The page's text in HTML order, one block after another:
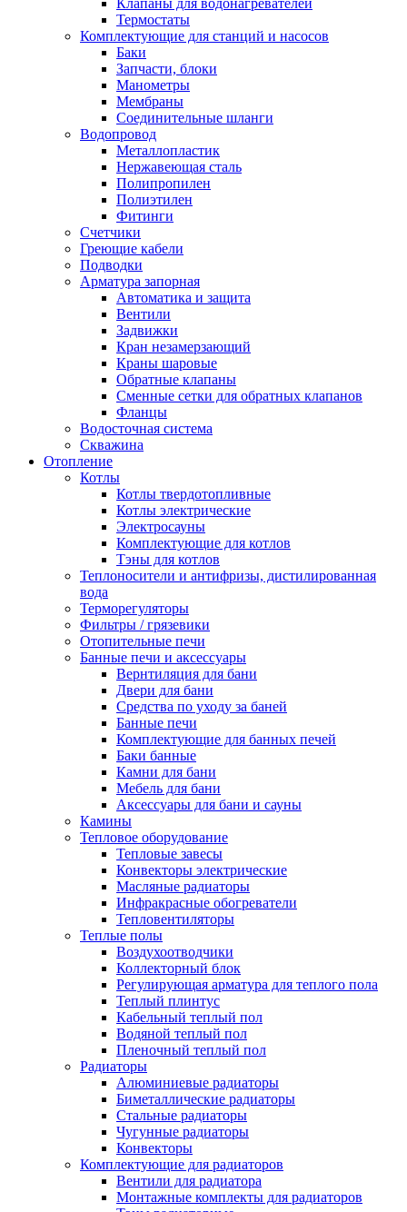
Термостаты
Комплектующие для станций и насосов
Баки
Запчасти, блоки
Манометры
Мембраны
Соединительные шланги
Водопровод
Металлопластик
Нержавеющая сталь
Полипропилен
Полиэтилен
Фитинги
Счетчики
Греющие кабели
Подводки
Арматура запорная
Автоматика и защита
Вентили
Задвижки
Кран незамерзающий
Краны шаровые
Обратные клапаны
Сменные сетки для обратных клапанов
Фланцы
Водосточная система
Скважина
Отопление
Котлы
Котлы твердотопливные
Котлы электрические
Электросауны
Комплектующие для котлов
Тэны для котлов
Теплоносители и антифризы, дистилированная
вода
Терморегуляторы
Фильтры / грязевики
Отопительные печи
Банные печи и аксессуары
Вернтиляция для бани
Двери для бани
Средства по уходу за баней
Банные печи
Комплектующие для банных печей
Баки банные
Камни для бани
Мебель для бани
Аксессуары для бани и сауны
Камины
Тепловое оборудование
Тепловые завесы
Конвекторы электрические
Масляные радиаторы
Инфракрасные обогреватели
Тепловентиляторы
Теплые полы
Воздухоотводчики
Коллекторный блок
Регулирующая арматура для теплого пола
Теплый плинтус
Кабельный теплый пол
Водяной теплый пол
Пленочный теплый пол
Радиаторы
Алюминиевые радиаторы
Биметаллические радиаторы
Стальные радиаторы
Чугунные радиаторы
Конвекторы
Комплектующие для радиаторов
Вентили для радиатора
Монтажные комплекты для радиаторов